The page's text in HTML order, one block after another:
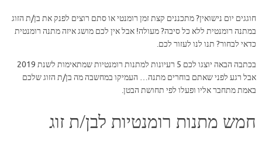
חוגגים יום נישואין? מתכננים קצת זמן רומנטי או סתם רוצים לפנק את בן/ת הזוג
במתנה רומנטית ללא כל סיבה? מעולה! אבל אין לכם מושג איזה מתנה רומנטית
כדאי לבחור? תנו לנו לעזור לכם.
בכתבה הבאה יוצגו לכם 5 רעיונות למתנות רומנטיות שמתאימות לשנת 2019
אבל רגע לפני שאתם בוחרים מתנה… העמיקו במחשבה מה בן/ת הזוג שלכם
באמת מתחבר אליו ופעלו לפי תחושת הבטן.
חמש מתנות רומנטיות לבן/ת זוג